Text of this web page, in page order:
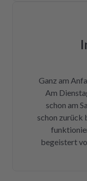
Modell und
ich die
139€ zu
einzusenden
Der Ausbau
Fotos für
halbe
angekommen
der
dem
Ganz am
Am
schon am
schon zurück
begeistert